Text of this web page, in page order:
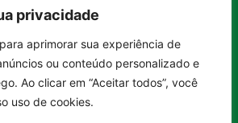
privacidade
aprimorar sua experiência de
ou conteúdo personalizado e
Ao clicar em “Aceitar todos”, você
uso de cookies.
e
Princípios
Política de
Privacidade
Política de
Cookies